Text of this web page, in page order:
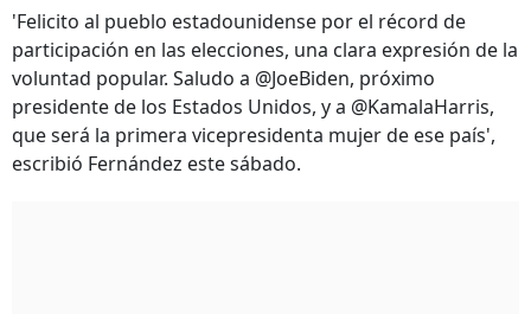
'Felicito al pueblo estadounidense por el récord de
participación en las elecciones, una clara expresión de la
voluntad popular. Saludo a @JoeBiden, próximo
presidente de los Estados Unidos, y a @KamalaHarris,
que será la primera vicepresidenta mujer de ese país',
escribió Fernández este sábado.